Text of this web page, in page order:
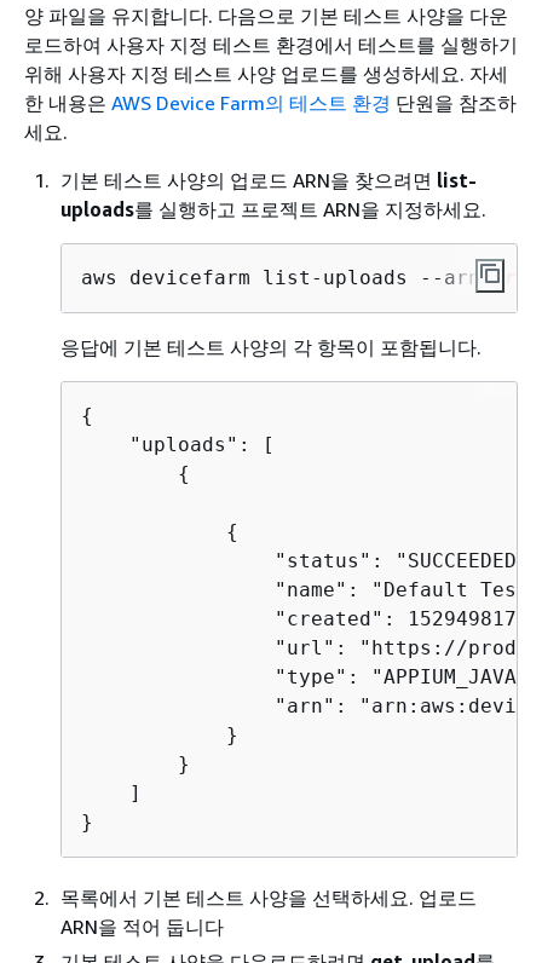
양 파일을 유지합니다. 다음으로 기본 테스트 사양을 다운
로드하여 사용자 지정 테스트 환경에서 테스트를 실행하기
위해 사용자 지정 테스트 사양 업로드를 생성하세요. 자세
한 내용은 AWS Device Farm의 테스트 환경 단원을 참조하
세요.
기본 테스트 사양의 업로드 ARN을 찾으려면 list-
uploads를 실행하고 프로젝트 ARN을 지정하세요.
aws devicefarm list-uploads --arn
응답에 기본 테스트 사양의 각 항목이 포함됩니다.
{
    "uploads": [
{
{
                "status": "SUCCEEDED",
"name": "Default
"created":
"url": "https://
"type":
"arn":
            }
        }
    ]
}
목록에서 기본 테스트 사양을 선택하세요. 업로드
ARN을 적어 둡니다